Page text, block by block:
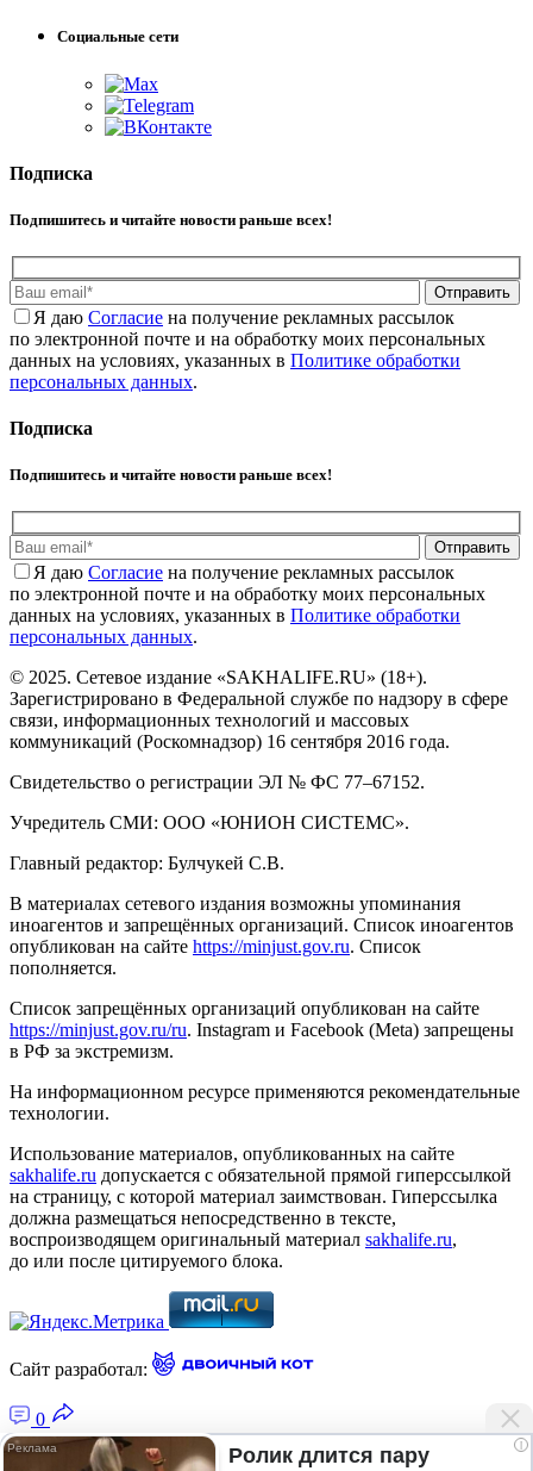
Социальные сети
Подписка
Подпишитесь и читайте новости раньше всех!
Отправить
Я даю Cогласие на получение рекламных рассылок
по электронной почте и на обработку моих персональных
данных на условиях, указанных в Политике обработки
персональных данных.
Подписка
Подпишитесь и читайте новости раньше всех!
Отправить
Я даю Cогласие на получение рекламных рассылок
по электронной почте и на обработку моих персональных
данных на условиях, указанных в Политике обработки
персональных данных.
© 2025. Сетевое издание «SAKHALIFE.RU» (18+).
Зарегистрировано в Федеральной службе по надзору в сфере
связи, информационных технологий и массовых
коммуникаций (Роскомнадзор) 16 сентября 2016 года.
Свидетельство о регистрации ЭЛ № ФС 77–67152.
Учредитель СМИ: ООО «ЮНИОН СИСТЕМС».
Главный редактор: Булчукей С.В.
В материалах сетевого издания возможны упоминания
иноагентов и запрещённых организаций. Список иноагентов
опубликован на сайте https://minjust.gov.ru. Список
пополняется.
Список запрещённых организаций опубликован на сайте
https://minjust.gov.ru/ru. Instagram и Facebook (Metа) запрещены
в РФ за экстремизм.
На информационном ресурсе применяются рекомендательные
технологии.
Использование материалов, опубликованных на сайте
sakhalife.ru допускается с обязательной прямой гиперссылкой
на страницу, с которой материал заимствован. Гиперссылка
должна размещаться непосредственно в тексте,
воспроизводящем оригинальный материал sakhalife.ru,
до или после цитируемого блока.
Сайт разработал:
0
i
Ролик длится пару